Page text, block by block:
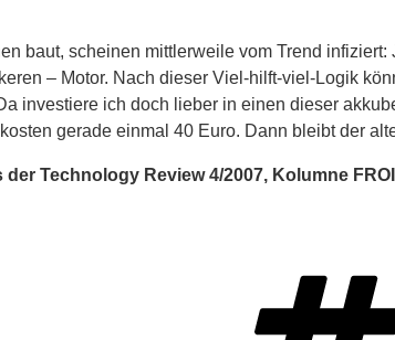
baut, scheinen mittlerweile vom Trend
– Motor. Nach dieser Viel-hilft-viel-Logik
investiere ich doch lieber in einen dieser
gerade einmal 40 Euro. Dann bleibt der
der Technology Review 4/2007, Kolumne